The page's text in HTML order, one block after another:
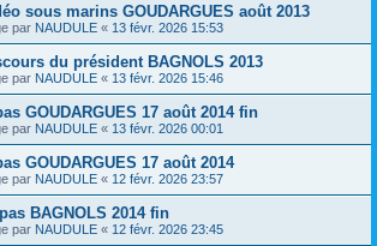
sous marins GOUDARGUES août 2013
par NAUDULE « 13 févr. 2026 15:53
du président BAGNOLS 2013
par NAUDULE « 13 févr. 2026 15:46
GOUDARGUES 17 août 2014 fin
par NAUDULE « 13 févr. 2026 00:01
GOUDARGUES 17 août 2014
par NAUDULE « 12 févr. 2026 23:57
BAGNOLS 2014 fin
par NAUDULE « 12 févr. 2026 23:45